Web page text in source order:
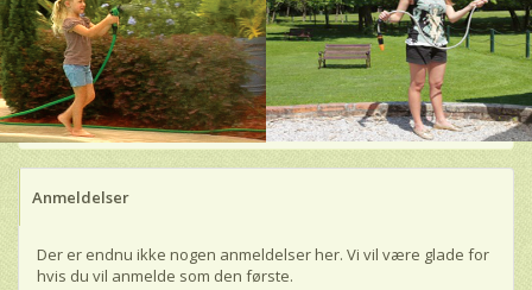
Anmeldelser
Der er endnu ikke nogen anmeldelser her. Vi vil være glade for
hvis du vil anmelde som den første.